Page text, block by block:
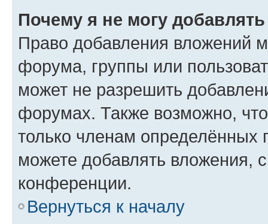
Почему я не могу
Право добавления вложений
форума, группы или
может не разрешить
форумах. Также возможно,
только членам определённых
можете добавлять вложения,
конференции.
Вернуться к началу